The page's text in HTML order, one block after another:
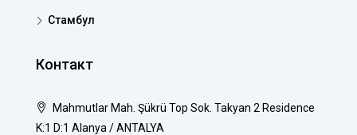
Стамбул
Контакт
Mahmutlar Mah. Şükrü Top Sok. Takyan 2 Residence
K:1 D:1 Alanya / ANTALYA